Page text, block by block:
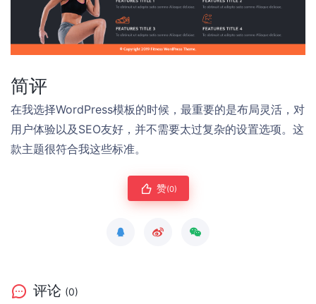
简评
在我选择WordPress模板的时候，最重要的是布局灵活，对
用户体验以及SEO友好，并不需要太过复杂的设置选项。这
款主题很符合我这些标准。
赞(0)
评论 (0)